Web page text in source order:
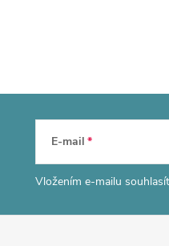
E-mail
Vložením e-mailu